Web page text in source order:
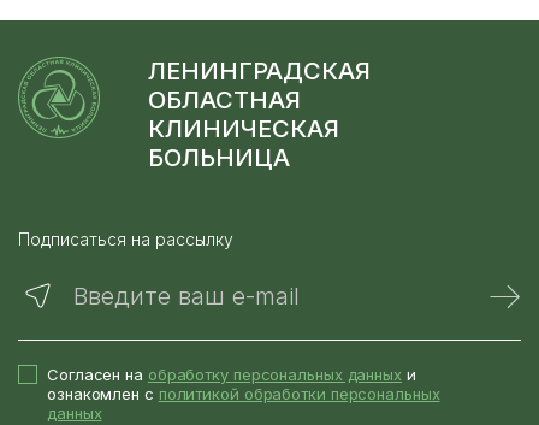
ЛЕНИНГРАДСКАЯ
ОБЛАСТНАЯ
КЛИНИЧЕСКАЯ
БОЛЬНИЦА
Подписаться на рассылку
Введите ваш e-mail
Согласен на обработку персональных данных и
ознакомлен с политикой обработки персональных
данных